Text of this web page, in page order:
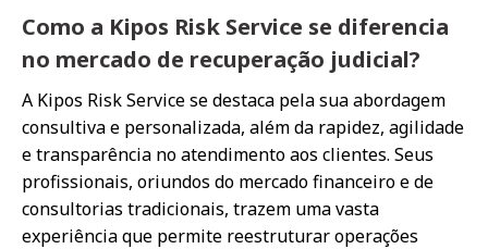
Como a Kipos Risk Service se diferencia
no mercado de recuperação judicial?
A Kipos Risk Service se destaca pela sua abordagem
consultiva e personalizada, além da rapidez, agilidade
e transparência no atendimento aos clientes. Seus
profissionais, oriundos do mercado financeiro e de
consultorias tradicionais, trazem uma vasta
experiência que permite reestruturar operações